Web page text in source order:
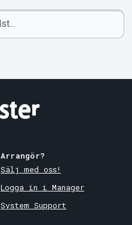
Arrangör?
Sälj med oss!
Logga in i Manager
System Support